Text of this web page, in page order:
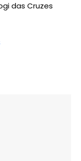
das Cruzes